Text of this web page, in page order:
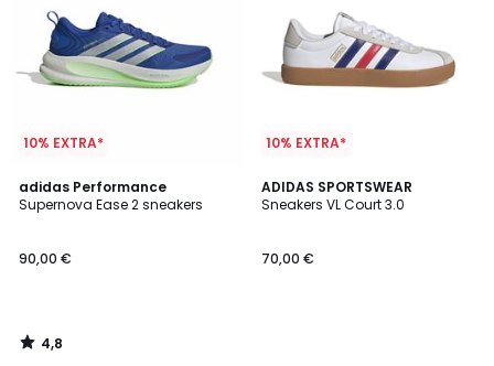
10% EXTRA*
adidas Performance
Supernova Ease 2 sneakers
90,00 €
4,8
/ 5
4,8
/
10% EXTRA*
ADIDAS SPORTSWEAR
Sneakers VL Court 3.0
70,00 €